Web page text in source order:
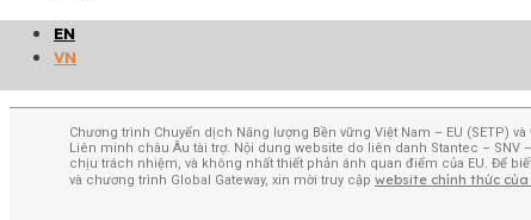
EN
VN
Xem thêm
Chương trình Chuyển dịch Năng lượng Bền vững Việt Nam – EU (SETP)
Liên minh châu Âu tài trợ. Nội dung website do liên danh Stantec – SNV –
chịu trách nhiệm, và không nhất thiết phản ánh quan điểm của EU. Để
và chương trình Global Gateway, xin mời truy cập website chính thức của